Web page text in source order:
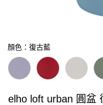
顏色：復古藍
elho loft urban 圓盆